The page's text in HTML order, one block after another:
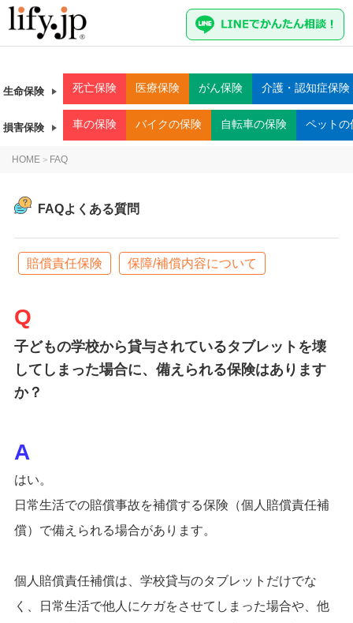
生命保険 死亡保険 医療保険 がん保険 介護・認知症保険
損害保険 車の保険 バイクの保険 自転車の保険 ペットの
HOME > FAQ
FAQよくある質問
賠償責任保険 保障/補償内容について
子どもの学校から貸与されているタブレットを壊
してしまった場合に、備えられる保険はあります
か？
はい。
日常生活での賠償事故を補償する保険（個人賠償責任補
償）で備えられる場合があります。
個人賠償責任補償は、学校貸与のタブレットだけでな
く、日常生活で他人にケガをさせてしまった場合や、他